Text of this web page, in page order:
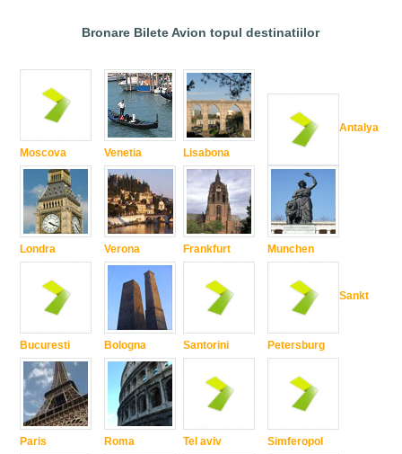
Bronare Bilete Avion topul destinatiilor
Moscova
Londra
Bucuresti
Paris
Venetia
Verona
Bologna
Roma
Lisabona
Frankfurt
Santorini
Tel aviv
Antalya
Munchen
Sankt
Petersburg
Simferopol